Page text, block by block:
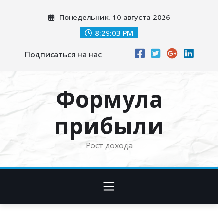
Понедельник, 10 августа 2026
8:29:04 PM
Подписаться на нас
Формула
прибыли
Рост дохода